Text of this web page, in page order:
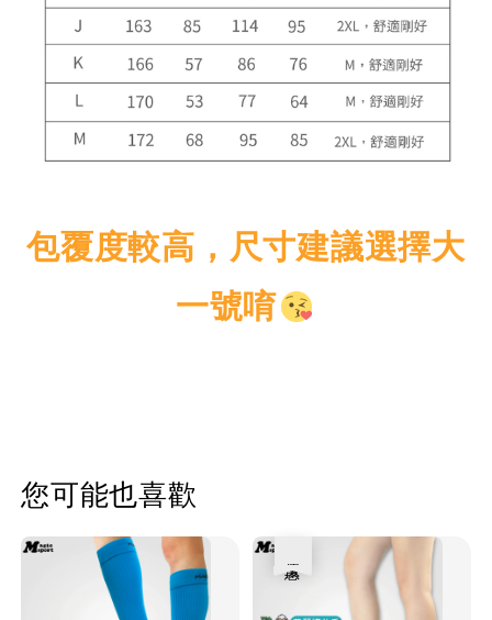
包覆度較高，尺寸建議選擇大
一號唷
您可能也喜歡